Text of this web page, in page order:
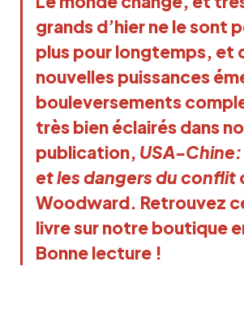
grands d’hier ne le sont
plus pour longtemps, et
nouvelles puissances
bouleversements
très bien éclairés dans
publication, USA-
et les dangers du conflit
Woodward. Retrouvez
livre sur notre boutique
Bonne lecture !